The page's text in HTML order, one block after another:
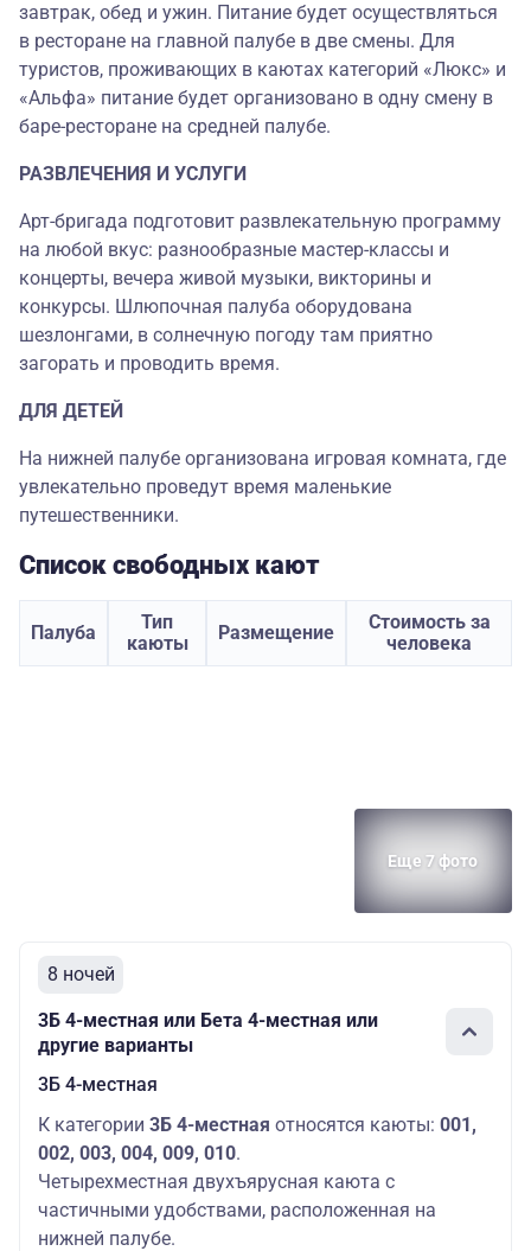
завтрак, обед и ужин. Питание будет осуществляться
в ресторане на главной палубе в две смены. Для
туристов, проживающих в каютах категорий «Люкс» и
«Альфа» питание будет организовано в одну смену в
баре-ресторане на средней палубе.
РАЗВЛЕЧЕНИЯ И УСЛУГИ
Арт-бригада подготовит развлекательную программу
на любой вкус: разнообразные мастер-классы и
концерты, вечера живой музыки, викторины и
конкурсы. Шлюпочная палуба оборудована
шезлонгами, в солнечную погоду там приятно
загорать и проводить время.
ДЛЯ ДЕТЕЙ
На нижней палубе организована игровая комната, где
увлекательно проведут время маленькие
путешественники.
Список свободных кают
Палуба
Тип
каюты
Размещение
Стоимость за
человека
Еще 7 фото
8 ночей
3Б 4-местная или Бета 4-местная или
другие варианты
3Б 4-местная
К категории 3Б 4-местная относятся каюты: 001,
002, 003, 004, 009, 010.
Четырехместная двухъярусная каюта с
частичными удобствами, расположенная на
нижней палубе.